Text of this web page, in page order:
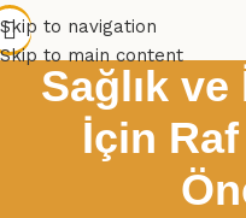
Skip to navigation
Skip to main content
Sağlık ve
İçin